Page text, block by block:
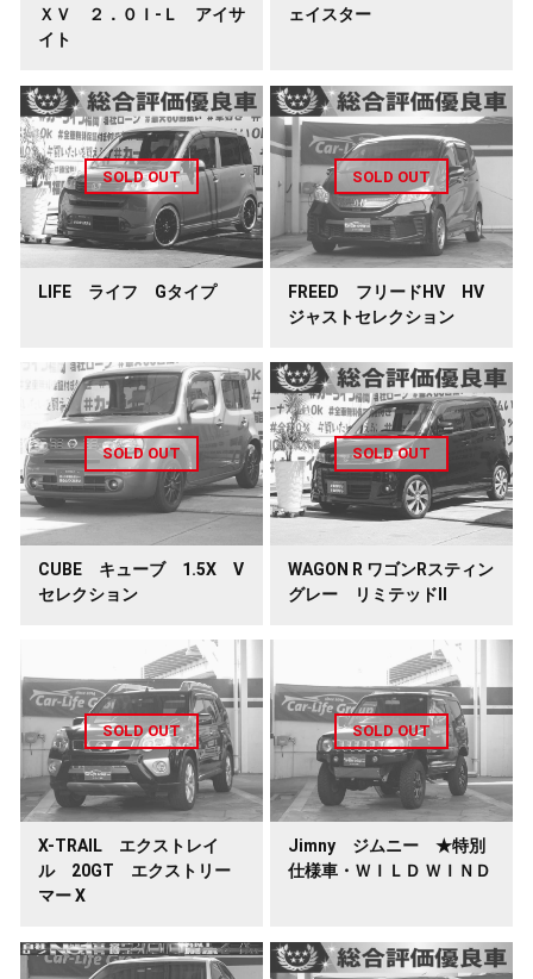
ＸＶ ２．０Ｉ-Ｌ アイサ
イト
ェイスター
LIFE ライフ Gタイプ
FREED フリードHV HV
ジャストセレクション
CUBE キューブ 1.5X V
セレクション
WAGON R ワゴンRスティン
グレー リミテッドⅡ
X-TRAIL エクストレイ
ル 20GT エクストリー
マー X
Jimny ジムニー ★特別
仕様車・ＷＩＬＤ ＷＩＮＤ